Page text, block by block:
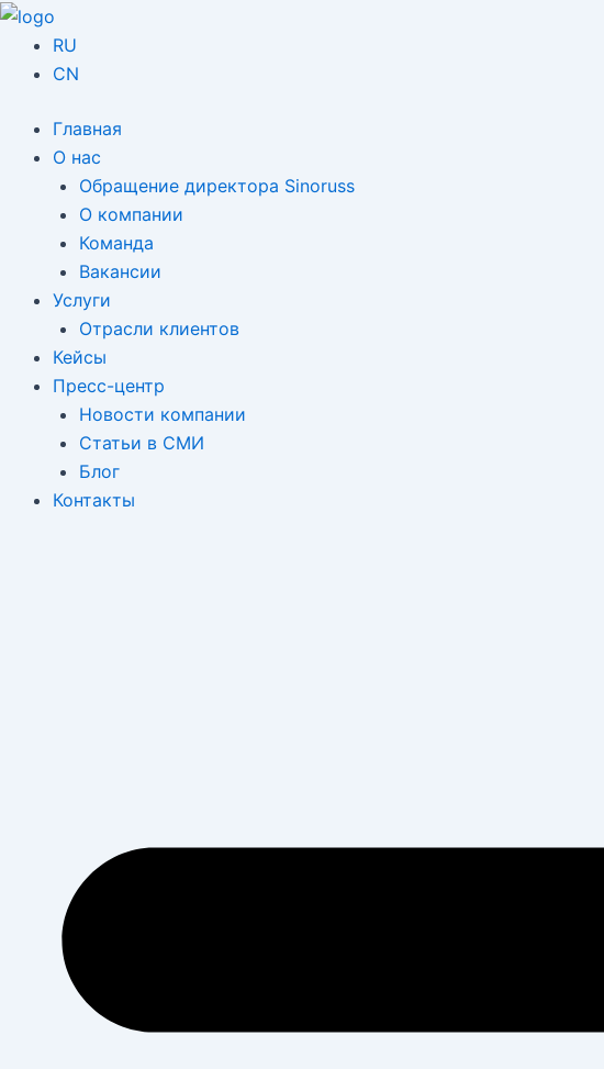
Перейти
содержимому
RU
CN
Главная
О нас
Обращение директора Sinoruss
О компании
Команда
Вакансии
Услуги
Отрасли клиентов
Кейсы
Пресс-центр
Новости компании
Статьи в СМИ
Блог
Контакты